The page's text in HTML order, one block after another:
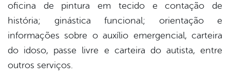
oficina de pintura em tecido e contação de
história; ginástica funcional; orientação e
informações sobre o auxílio emergencial, carteira
do idoso, passe livre e carteira do autista, entre
outros serviços.